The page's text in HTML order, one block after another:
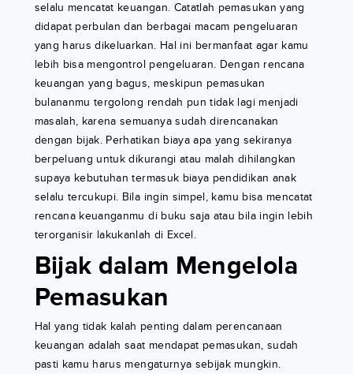
selalu mencatat keuangan. Catatlah pemasukan yang
didapat perbulan dan berbagai macam pengeluaran
yang harus dikeluarkan. Hal ini bermanfaat agar kamu
lebih bisa mengontrol pengeluaran. Dengan rencana
keuangan yang bagus, meskipun pemasukan
bulananmu tergolong rendah pun tidak lagi menjadi
masalah, karena semuanya sudah direncanakan
dengan bijak. Perhatikan biaya apa yang sekiranya
berpeluang untuk dikurangi atau malah dihilangkan
supaya kebutuhan termasuk biaya pendidikan anak
selalu tercukupi. Bila ingin simpel, kamu bisa mencatat
rencana keuanganmu di buku saja atau bila ingin lebih
terorganisir lakukanlah di Excel.
Bijak dalam Mengelola
Pemasukan
Hal yang tidak kalah penting dalam perencanaan
keuangan adalah saat mendapat pemasukan, sudah
pasti kamu harus mengaturnya sebijak mungkin.